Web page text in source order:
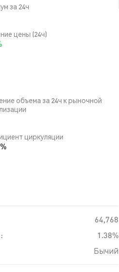
за 24ч
цены (24ч)
объема за 24ч к рыночной
циркуляции
64,768
1.38%
Бычий